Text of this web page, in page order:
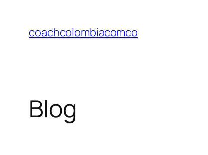
coachcolombiacomco
Blog